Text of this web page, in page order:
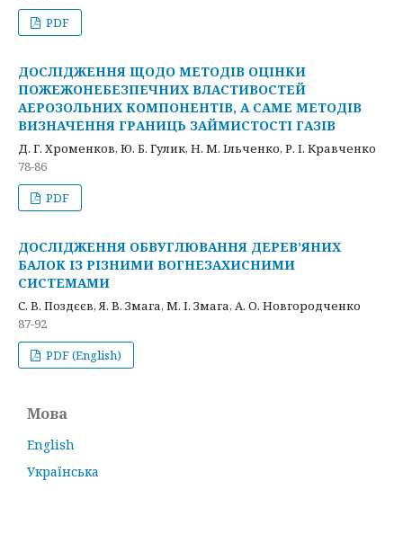
PDF
ДОСЛІДЖЕННЯ ЩОДО МЕТОДІВ ОЦІНКИ
ПОЖЕЖОНЕБЕЗПЕЧНИХ ВЛАСТИВОСТЕЙ
АЕРОЗОЛЬНИХ КОМПОНЕНТІВ, А САМЕ МЕТОДІВ
ВИЗНАЧЕННЯ ГРАНИЦЬ ЗАЙМИСТОСТІ ГАЗІВ
Д. Г. Хроменков, Ю. Б. Гулик, Н. М. Ільченко, Р. І. Кравченко
78-86
PDF
ДОСЛІДЖЕННЯ ОБВУГЛЮВАННЯ ДЕРЕВ’ЯНИХ
БАЛОК ІЗ РІЗНИМИ ВОГНЕЗАХИСНИМИ
СИСТЕМАМИ
С. В. Поздєєв, Я. В. Змага, М. І. Змага, А. О. Новгородченко
87-92
PDF (English)
Мова
English
Українська